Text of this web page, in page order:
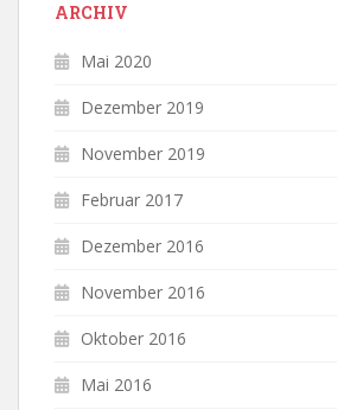
ARCHIV
Mai 2020
Dezember 2019
November 2019
Februar 2017
Dezember 2016
November 2016
Oktober 2016
Mai 2016